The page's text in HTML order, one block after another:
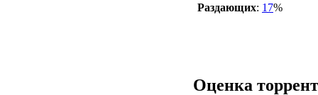
Раздающих: 17%
Оценка